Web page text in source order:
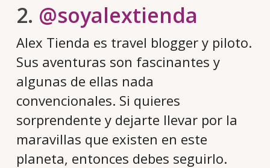
2. @soyalextienda
Alex Tienda es travel blogger y piloto.
Sus aventuras son fascinantes y
algunas de ellas nada
convencionales. Si quieres
sorprendente y dejarte llevar por la
maravillas que existen en este
planeta, entonces debes seguirlo.